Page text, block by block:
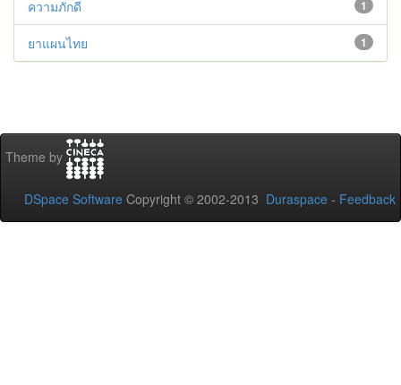
1
ความภักดี
1
ยาแผนไทย
Theme by
DSpace Software Copyright © 2002-2013 Duraspace - Feedback